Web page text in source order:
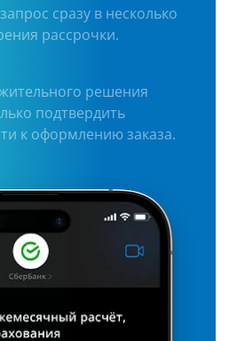
сразу в несколько
рассрочки.
решения
подтвердить
к оформлению заказа.